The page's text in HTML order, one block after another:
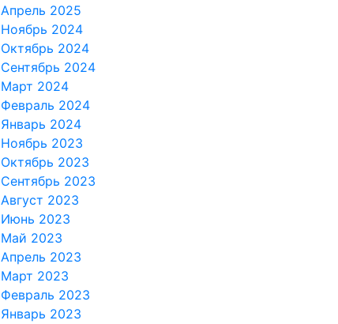
Апрель 2025
Ноябрь 2024
Октябрь 2024
Сентябрь 2024
Март 2024
Февраль 2024
Январь 2024
Ноябрь 2023
Октябрь 2023
Сентябрь 2023
Август 2023
Июнь 2023
Май 2023
Апрель 2023
Март 2023
Февраль 2023
Январь 2023